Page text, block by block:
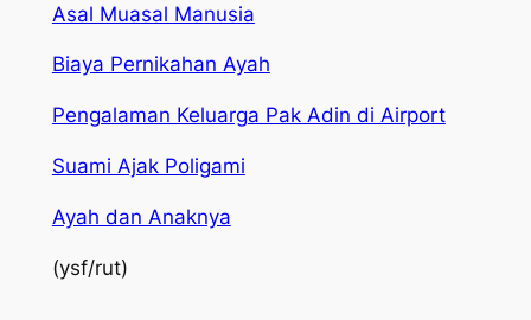
Asal Muasal Manusia
Biaya Pernikahan Ayah
Pengalaman Keluarga Pak Adin di Airport
Suami Ajak Poligami
Ayah dan Anaknya
(ysf/rut)